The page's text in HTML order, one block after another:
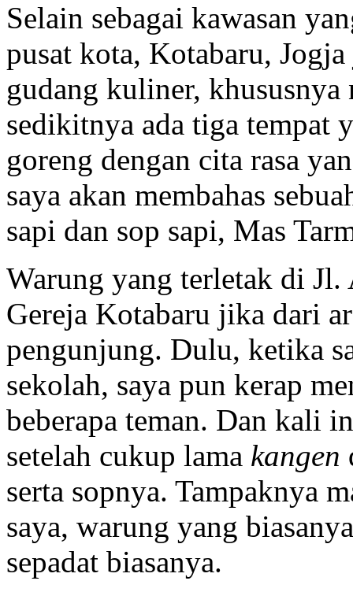
Selain sebagai kawasan
pusat kota, Kotabaru,
gudang kuliner,
sedikitnya ada tiga tempat
goreng dengan cita rasa
saya akan membahas
sapi dan sop sapi, Mas
Warung yang terletak di
Gereja Kotabaru jika dari
pengunjung. Dulu, ketika
sekolah, saya pun kerap
beberapa teman. Dan kali
setelah cukup lama kangen
serta sopnya. Tampaknya
saya, warung yang
sepadat biasanya.